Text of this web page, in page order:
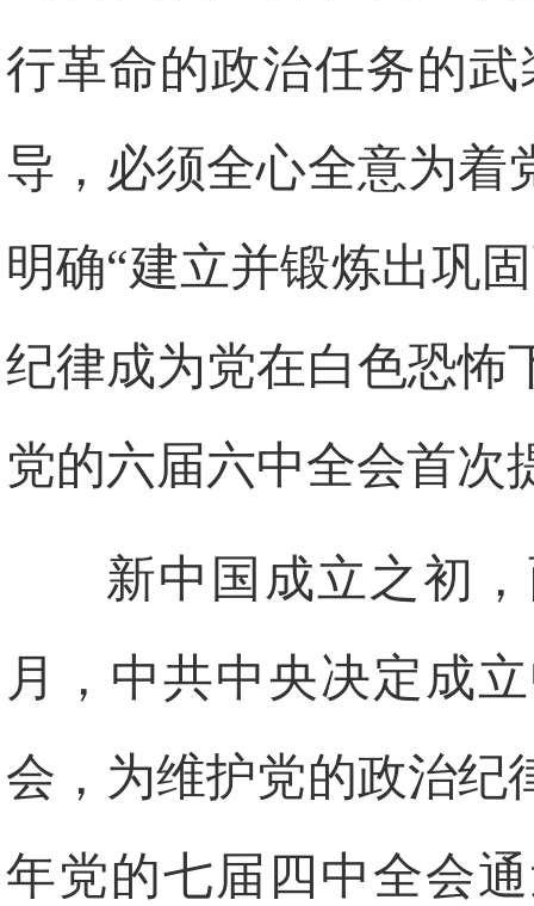
行革命的政治任务的
导，必须全心全意为着
明确“建立并锻炼出巩
纪律成为党在白色恐怖
党的六届六中全会首次
新中国成立之初
月，中共中央决定成
会，为维护党的政治纪
年党的七届四中全会